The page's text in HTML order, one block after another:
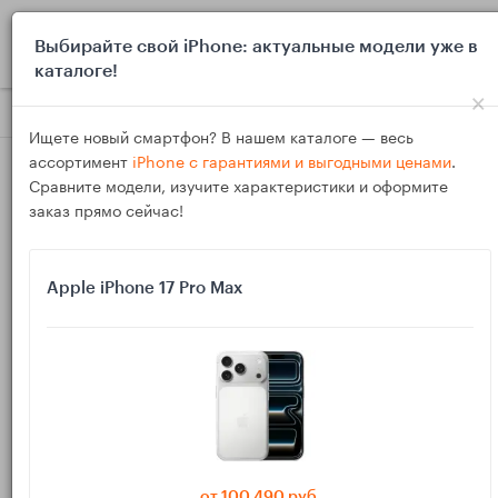
Блог Выбор и покупка Как быстро проверить работу
16
Как быстро проверить работу NFC на Android
перед покупкой: оплата, транспорт и причины
Выбирайте свой iPhone: актуальные модели уже в
каталоге!
×
Ищете новый смартфон? В нашем каталоге — весь
ассортимент iPhone с гарантиями и выгодными ценами.
Сравните модели, изучите характеристики и оформите
заказ прямо сейчас!
Apple iPhone 17 Pro Max